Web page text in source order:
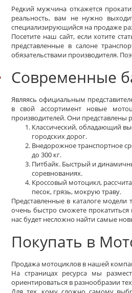
Редкий мужчина откажется
реальность, вам не нужно
специализирующийся на продаже
Посетите наш сайт, если хотите
представленные в салоне
обязательствами производителя.
Современные
Являясь официальным
в свой ассортимент новые
производителей. Они
Классический, обладающий
городских дорог.
Внедорожное транспортное
до 300 кг.
Питбайк. Быстрый и
соревнованиях.
Кроссовый мотоцикл,
песок, грязь, мокрую траву.
Представленные в каталоге модели
очень быстро сможете
нас будет несложно найти самые
Покупать в
Продажа мотоциклов в нашей
На страницах ресурса мы
ориентироваться в разнообразии